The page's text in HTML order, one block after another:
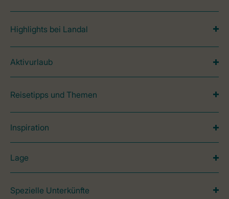
Highlights bei Landal
Aktivurlaub
Reisetipps und Themen
Inspiration
Lage
Spezielle Unterkünfte